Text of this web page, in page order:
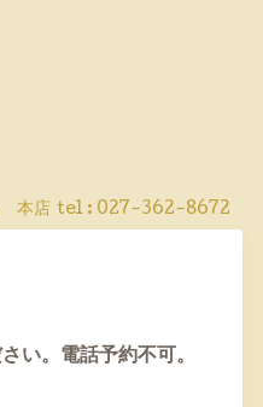
本店 tel : 027-362-8672
い。電話予約不可。